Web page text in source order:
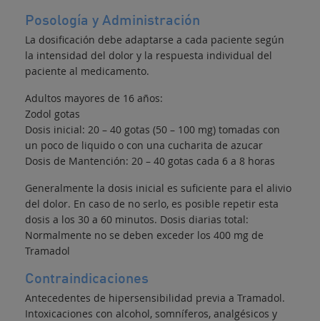
Posología y Administración
La dosificación debe adaptarse a cada paciente según
la intensidad del dolor y la respuesta individual del
paciente al medicamento.
Adultos mayores de 16 años:
Zodol gotas
Dosis inicial: 20 – 40 gotas (50 – 100 mg) tomadas con
un poco de liquido o con una cucharita de azucar
Dosis de Mantención: 20 – 40 gotas cada 6 a 8 horas
Generalmente la dosis inicial es suficiente para el alivio
del dolor. En caso de no serlo, es posible repetir esta
dosis a los 30 a 60 minutos. Dosis diarias total:
Normalmente no se deben exceder los 400 mg de
Tramadol
Contraindicaciones
Antecedentes de hipersensibilidad previa a Tramadol.
Intoxicaciones con alcohol, somníferos, analgésicos y